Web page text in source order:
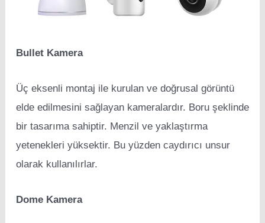
Bullet Kamera
Üç eksenli montaj ile kurulan ve doğrusal görüntü
elde edilmesini sağlayan kameralardır. Boru şeklinde
bir tasarıma sahiptir. Menzil ve yaklaştırma
yetenekleri yüksektir. Bu yüzden caydırıcı unsur
olarak kullanılırlar.
Dome Kamera